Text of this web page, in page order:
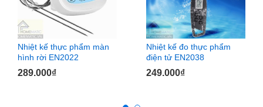
toàn thực phẩm. Đặc biệt trong môi trường nhà bếp là nơi dễ
dính nước, hoặc dầu mỡ, bạn vẫn không phải lo lắng đồng
hồ rỉ sét.
Nhiệt kế thực phẩm màn
hình rời EN2022
289.000₫
Nhiệt kế đo thực phẩm
điện tử EN2038
249.000₫